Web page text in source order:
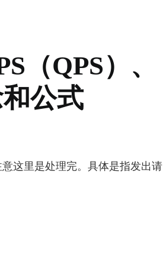
（QPS）、
公式
这里是处理完。具体是指发出请